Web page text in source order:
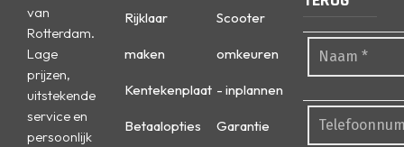
van
Rotterdam.
Lage
prijzen,
uitstekende
service en
persoonlijk
Rijklaar
maken
Kentekenplaat
Betaalopties
Scooter
omkeuren
- inplannen
Garantie